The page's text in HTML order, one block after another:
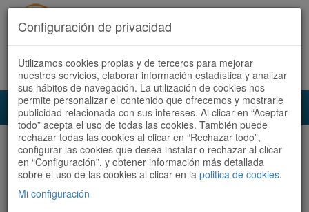
Acceder Registrate ahora Español | Català
Audioruta Todas las rutas
Todas las rutas
Ordenar por: Más recientes /
Configuración de privacidad
Utilizamos cookies propias y de terceros para mejorar
nuestros servicios, elaborar información estadística y analizar
sus hábitos de navegación. La utilización de cookies nos
permite personalizar el contenido que ofrecemos y mostrarle
publicidad relacionada con sus intereses. Al clicar en “Aceptar
todo” acepta el uso de todas las cookies. También puede
rechazar todas las cookies al clicar en “Rechazar todo”,
configurar las cookies que desea instalar o rechazar al clicar
en “Configuración”, y obtener información más detallada
sobre el uso de las cookies al clicar en la politica de cookies.
Mi configuración